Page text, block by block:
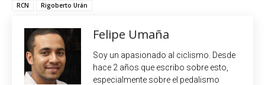
RCN
Rigoberto Urán
Felipe Umaña
Soy un apasionado al ciclismo. Desde
hace 2 años que escribo sobre esto,
especialmente sobre el pedalismo